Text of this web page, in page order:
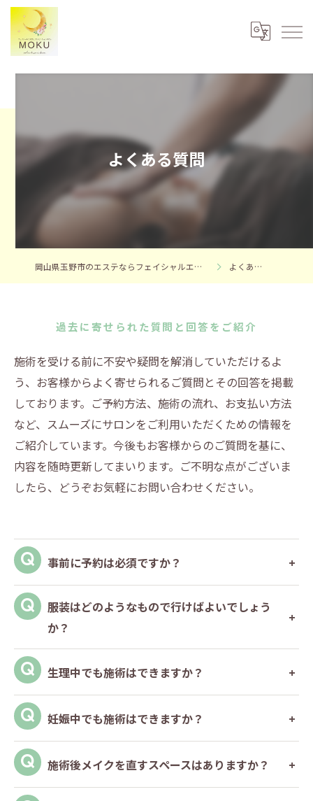
よくある質問
岡山県玉野市のエステならフェイシャルエステサロンMOKU よくある質問
過去に寄せられた質問と回答をご紹介
施術を受ける前に不安や疑問を解消していただけるよ
う、お客様からよく寄せられるご質問とその回答を掲載
しております。ご予約方法、施術の流れ、お支払い方法
など、スムーズにサロンをご利用いただくための情報を
ご紹介しています。今後もお客様からのご質問を基に、
内容を随時更新してまいります。ご不明な点がございま
したら、どうぞお気軽にお問い合わせください。
事前に予約は必須ですか？
服装はどのようなもので行けばよいでしょう
か？
生理中でも施術はできますか？
妊娠中でも施術はできますか？
施術後メイクを直すスペースはありますか？